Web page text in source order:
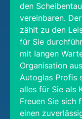
den
vereinbaren.
zählt zu den
für Sie
mit langen
Organisation
Autoglas Profis
alles für Sie als
Freuen Sie sich
einen